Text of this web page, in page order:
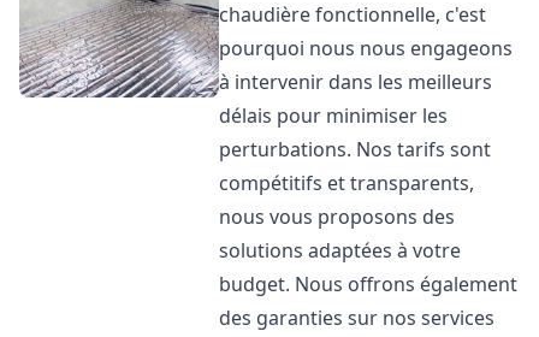
chaudière fonctionnelle, c'est
pourquoi nous nous engageons
à intervenir dans les meilleurs
délais pour minimiser les
perturbations. Nos tarifs sont
compétitifs et transparents,
nous vous proposons des
solutions adaptées à votre
budget. Nous offrons également
des garanties sur nos services